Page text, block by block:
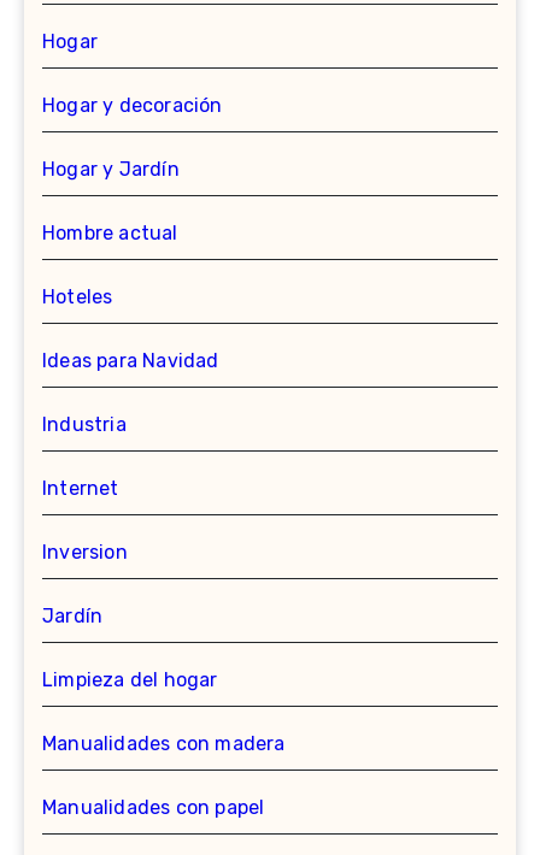
Hogar
Hogar y decoración
Hogar y Jardín
Hombre actual
Hoteles
Ideas para Navidad
Industria
Internet
Inversion
Jardín
Limpieza del hogar
Manualidades con madera
Manualidades con papel